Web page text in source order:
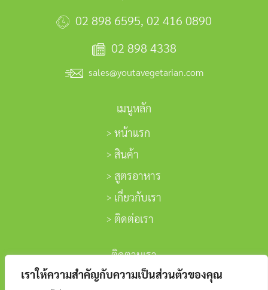
เราให้ความสำคัญกับความเป็นส่วนตัวของคุณ
02 898 6595, 02 416 0890
02 898 4338
sales@youtavegetarian.com
เมนูหลัก
หน้าแรก
สินค้า
สูตรอาหาร
เกี่ยวกับเรา
ติดต่อเรา
ติดตามเรา